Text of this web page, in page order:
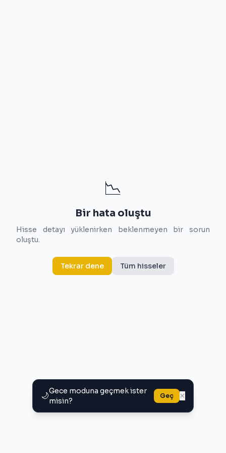
🌙Gece moduna geçmek ister
misin?
Geç ×
📉
Bir hata oluştu
Hisse detayı yüklenirken beklenmeyen bir sorun
oluştu.
Tekrar dene Tüm hisseler